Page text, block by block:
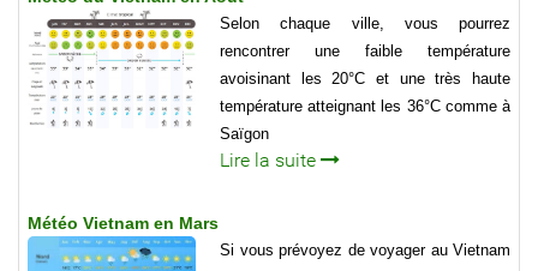
Selon chaque ville, vous pourrez
rencontrer une faible température
avoisinant les 20°C et une très haute
température atteignant les 36°C comme à
Saïgon
Lire la suite
Météo Vietnam en Mars
Si vous prévoyez de voyager au Vietnam